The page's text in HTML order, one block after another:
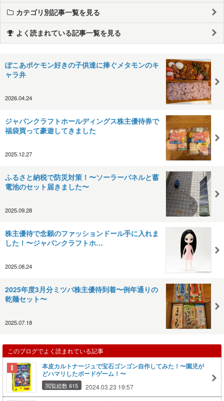
カテゴリ別記事一覧を見る
よく読まれている記事一覧を見る
ぽこあポケモン好きの子供達に捧ぐメタモンのキ
ャラ弁
2026.04.24
ジャパンクラフトホールディングス株主優待券で
福袋買って豪遊してきました
2025.12.27
ふるさと納税で防災対策！〜ソーラーパネルと蓄
電池のセット届きました〜
2025.09.28
株主優待で念願のファッションドール手に入れま
した！〜ジャパンクラフトホ…
2025.08.24
2025年度3月分ミツバ株主優待到着〜例年通りの
乾麺セット〜
2025.07.18
このブログでよく読まれている記事
本皮カルトナージュで宝石ゴンゴン自作してみた！〜園児が
どハマリしたボードゲーム！〜
閲覧総数 615 2024.03.23 19:57